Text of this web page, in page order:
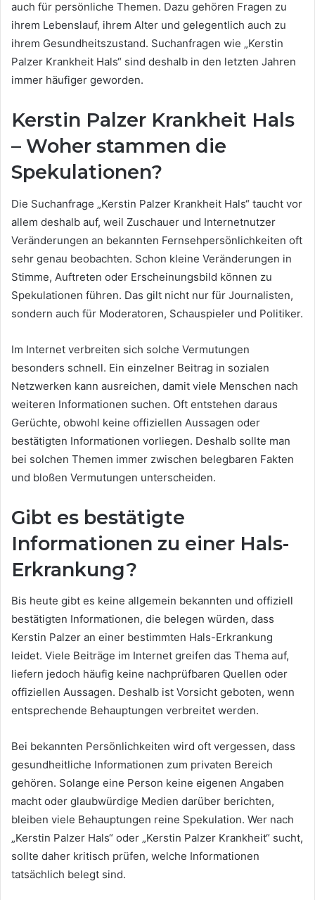
auch für persönliche Themen. Dazu gehören Fragen zu
ihrem Lebenslauf, ihrem Alter und gelegentlich auch zu
ihrem Gesundheitszustand. Suchanfragen wie „Kerstin
Palzer Krankheit Hals“ sind deshalb in den letzten Jahren
immer häufiger geworden.
Kerstin Palzer Krankheit Hals
– Woher stammen die
Spekulationen?
Die Suchanfrage „Kerstin Palzer Krankheit Hals“ taucht vor
allem deshalb auf, weil Zuschauer und Internetnutzer
Veränderungen an bekannten Fernsehpersönlichkeiten oft
sehr genau beobachten. Schon kleine Veränderungen in
Stimme, Auftreten oder Erscheinungsbild können zu
Spekulationen führen. Das gilt nicht nur für Journalisten,
sondern auch für Moderatoren, Schauspieler und Politiker.
Im Internet verbreiten sich solche Vermutungen
besonders schnell. Ein einzelner Beitrag in sozialen
Netzwerken kann ausreichen, damit viele Menschen nach
weiteren Informationen suchen. Oft entstehen daraus
Gerüchte, obwohl keine offiziellen Aussagen oder
bestätigten Informationen vorliegen. Deshalb sollte man
bei solchen Themen immer zwischen belegbaren Fakten
und bloßen Vermutungen unterscheiden.
Gibt es bestätigte
Informationen zu einer Hals-
Erkrankung?
Bis heute gibt es keine allgemein bekannten und offiziell
bestätigten Informationen, die belegen würden, dass
Kerstin Palzer an einer bestimmten Hals-Erkrankung
leidet. Viele Beiträge im Internet greifen das Thema auf,
liefern jedoch häufig keine nachprüfbaren Quellen oder
offiziellen Aussagen. Deshalb ist Vorsicht geboten, wenn
entsprechende Behauptungen verbreitet werden.
Bei bekannten Persönlichkeiten wird oft vergessen, dass
gesundheitliche Informationen zum privaten Bereich
gehören. Solange eine Person keine eigenen Angaben
macht oder glaubwürdige Medien darüber berichten,
bleiben viele Behauptungen reine Spekulation. Wer nach
„Kerstin Palzer Hals“ oder „Kerstin Palzer Krankheit“ sucht,
sollte daher kritisch prüfen, welche Informationen
tatsächlich belegt sind.